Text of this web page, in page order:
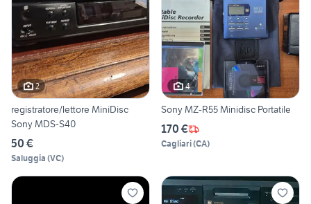
2
registratore/lettore MiniDisc
Sony MDS-S40
50 €
Saluggia (VC)
4
Sony MZ-R55 Minidisc Portatile
170 €
Cagliari(CA)